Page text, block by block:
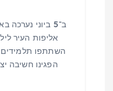
אליפות העיר
השתתפו תלמידים
הפגינו חשיבה